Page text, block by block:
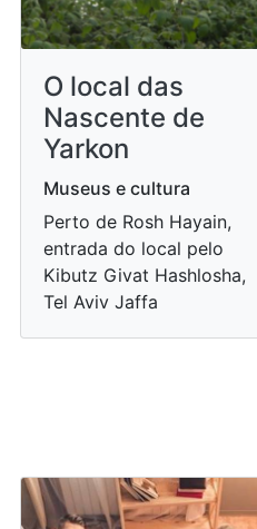
O local das
Nascente de
Yarkon
Museus e cultura
Perto de Rosh Hayain,
entrada do local pelo
Kibutz Givat Hashlosha,
Tel Aviv Jaffa